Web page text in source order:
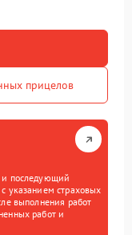
прицелов
и последующий
указанием страховых
выполнения работ
работ и